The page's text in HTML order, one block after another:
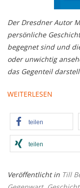
Der Dresdner Autor
persönliche
begegnet sind und
oder unwichtig
das Gegenteil
WEITERLESEN
teilen
teilen
Veröffentlicht in Till